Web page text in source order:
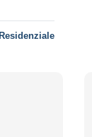
Residenziale